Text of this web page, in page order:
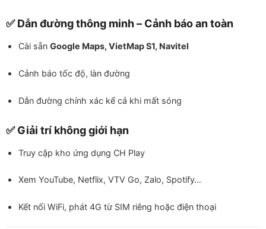
✅ Dẫn đường thông minh – Cảnh báo an toàn
Cài sẵn Google Maps, VietMap S1, Navitel
Cảnh báo tốc độ, làn đường
Dẫn đường chính xác kể cả khi mất sóng
✅ Giải trí không giới hạn
Truy cập kho ứng dụng CH Play
Xem YouTube, Netflix, VTV Go, Zalo, Spotify…
Kết nối WiFi, phát 4G từ SIM riêng hoặc điện thoại